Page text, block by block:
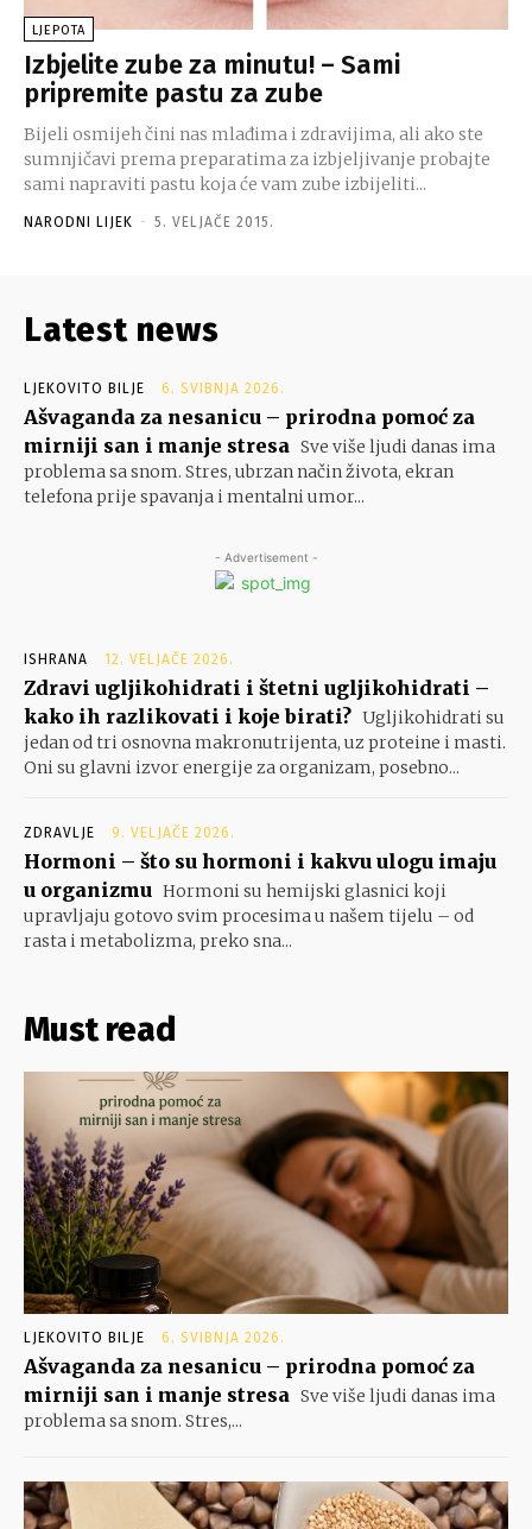
LJEPOTA
Izbjelite zube za minutu! – Sami
pripremite pastu za zube
Bijeli osmijeh čini nas mlađima i zdravijima, ali ako ste
sumnjičavi prema preparatima za izbjeljivanje probajte
sami napraviti pastu koja će vam zube izbijeliti...
NARODNI LIJEK - 5. VELJAČE 2015.
Latest news
LJEKOVITO BILJE 6. SVIBNJA 2026.
Ašvaganda za nesanicu – prirodna pomoć za
mirniji san i manje stresa Sve više ljudi danas ima
problema sa snom. Stres, ubrzan način života, ekran
telefona prije spavanja i mentalni umor...
- Advertisement -
ISHRANA 12. VELJAČE 2026.
Zdravi ugljikohidrati i štetni ugljikohidrati –
kako ih razlikovati i koje birati? Ugljikohidrati su
jedan od tri osnovna makronutrijenta, uz proteine i masti.
Oni su glavni izvor energije za organizam, posebno...
ZDRAVLJE 9. VELJAČE 2026.
Hormoni – što su hormoni i kakvu ulogu imaju
u organizmu Hormoni su hemijski glasnici koji
upravljaju gotovo svim procesima u našem tijelu – od
rasta i metabolizma, preko sna...
Must read
LJEKOVITO BILJE 6. SVIBNJA 2026.
Ašvaganda za nesanicu – prirodna pomoć za
mirniji san i manje stresa Sve više ljudi danas ima
problema sa snom. Stres,...